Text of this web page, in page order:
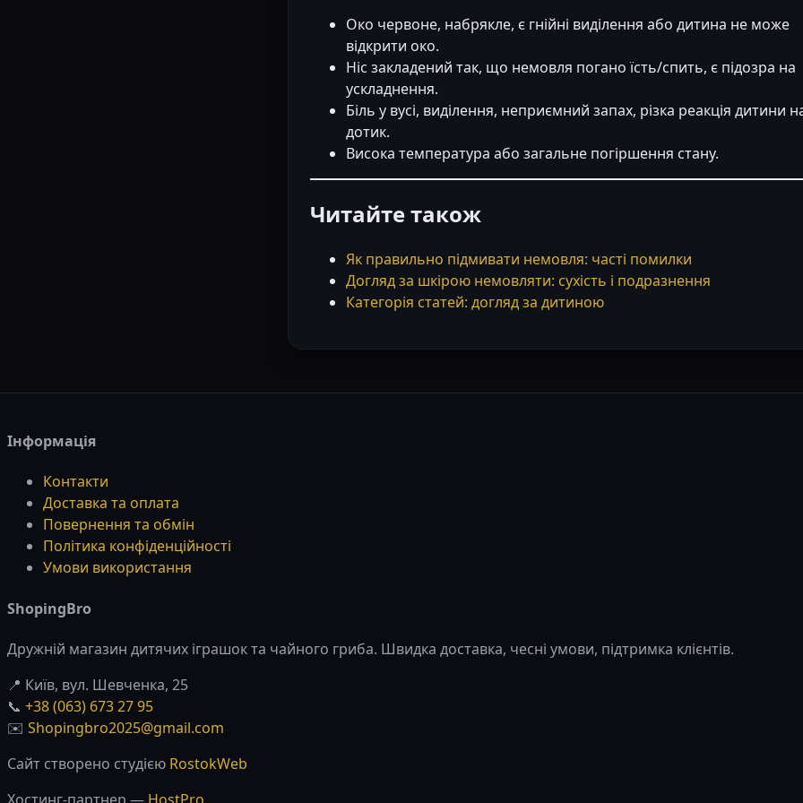
Око червоне, набрякле, є гнійні виділення або дитина не може
відкрити око.
Ніс закладений так, що немовля погано їсть/спить, є підозра на
ускладнення.
Біль у вусі, виділення, неприємний запах, різка реакція дитини
дотик.
Висока температура або загальне погіршення стану.
Читайте також
Як правильно підмивати немовля: часті помилки
Догляд за шкірою немовляти: сухість і подразнення
Категорія статей: догляд за дитиною
Інформація
Контакти
Доставка та оплата
Повернення та обмін
Політика конфіденційності
Умови використання
ShopingBro
Дружній магазин дитячих іграшок та чайного гриба. Швидка доставка, чесні умови, підтримка клієнтів.
📍 Київ, вул. Шевченка, 25
📞 +38 (063) 673 27 95
✉️ Shopingbro2025@gmail.com
Сайт створено студією RostokWeb